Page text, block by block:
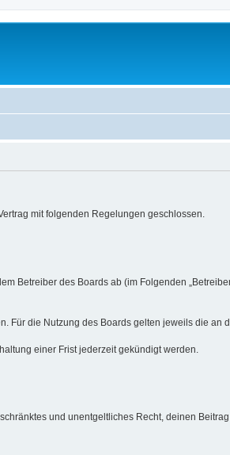
mit folgenden Regelungen geschlossen.
Betreiber des Boards ab (im Folgenden
die Nutzung des Boards gelten jeweils die an
einer Frist jederzeit gekündigt werden.
und unentgeltliches Recht, deinen